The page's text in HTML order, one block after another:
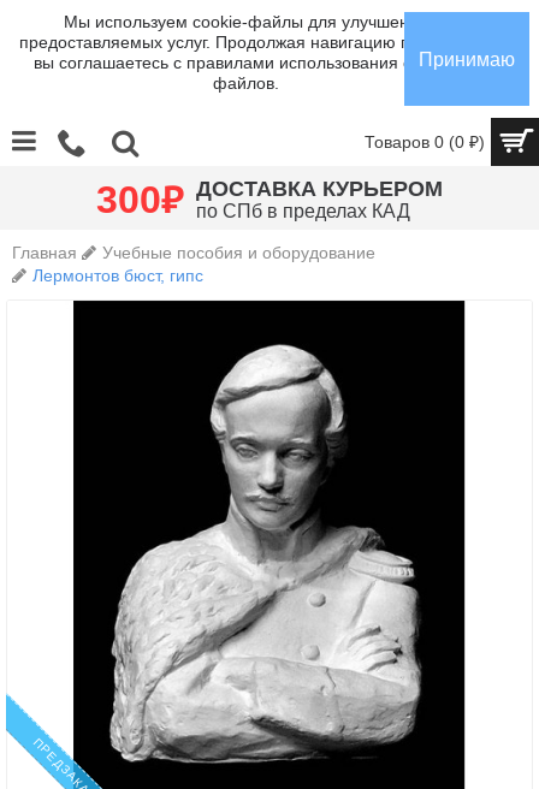
Мы используем cookie-файлы для улучшения
предоставляемых услуг. Продолжая навигацию по сайту,
вы соглашаетесь с правилами использования cookie-
файлов.
Принимаю
Товаров 0 (0 ₽)
Главная
Учебные пособия и оборудование
Лермонтов бюст, гипс
ПРЕДЗАКАЗ